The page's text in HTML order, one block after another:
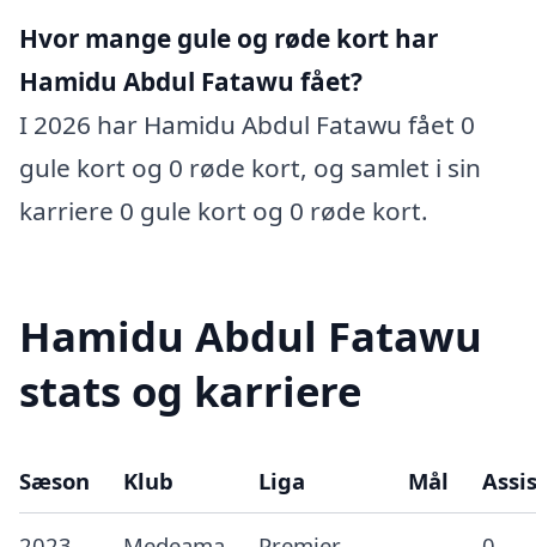
Hvor mange gule og røde kort har
Hamidu Abdul Fatawu fået?
I 2026 har Hamidu Abdul Fatawu fået 0
gule kort og 0 røde kort, og samlet i sin
karriere 0 gule kort og 0 røde kort.
Hamidu Abdul Fatawu
stats og karriere
Sæson Klub Liga Mål